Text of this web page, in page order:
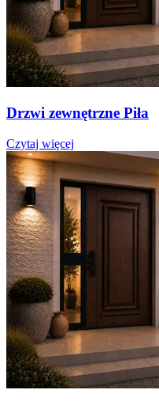
Drzwi zewnętrzne Piła
Czytaj więcej